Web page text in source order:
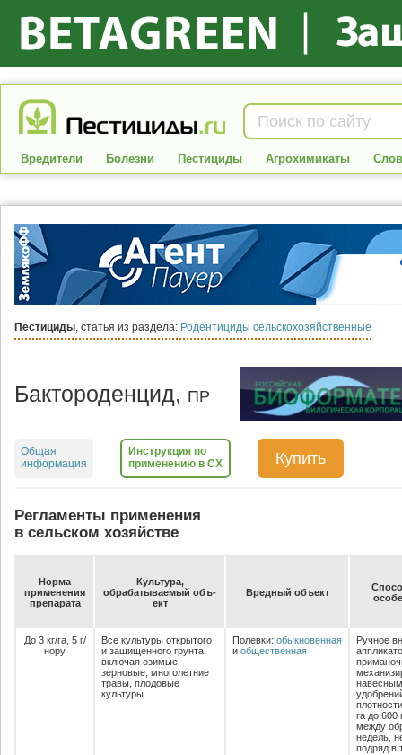
Вредители Болезни Пестициды Агрохимикаты
Пестициды, статья из раздела: Родентициды сельскохозяйственные
Бактороденцид, ПР
Общая
информация
Инструкция по
применению в СХ
Купить
Регламенты применения
в сельском хозяйстве
Нор­ма
при­ме­не­ния
пре­па­ра­та
Куль­ту­ра,
об­ра­ба­ты­ва­емый объ­
ект
Вред­ный объ­ект
До 3 кг/га, 5 г/
нору
Все культуры открытого
и защищенного грунта,
включая озимые
зерновые, многолетние
травы, плодовые
культуры
Полевки: обыкновенная
и общественная
Ручное
га до 600
между
недель,
подряд в